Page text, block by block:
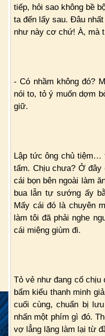
tiếp, hỏi sao không bề
ta đến lấy sau. Đâu
như này cơ chứ! À, mà
- Có nhầm không đó?
nói to, tỏ ý muốn dợm
giữ.
Lập tức ông chủ tiệm…
tấm. Chịu chưa? Ở đây
cái bọn bên ngoài làm
bua lẫn tự sướng ấy
Mấy cái đó là chuyên
làm tôi đã phải nghe
cái miệng giùm đi.
Tỏ vẻ như đang cố chịu
bẩm kiểu thanh minh
cuối cùng, chuẩn bị
nhấn một phím gì đó.
vợ lẳng lặng làm lại từ